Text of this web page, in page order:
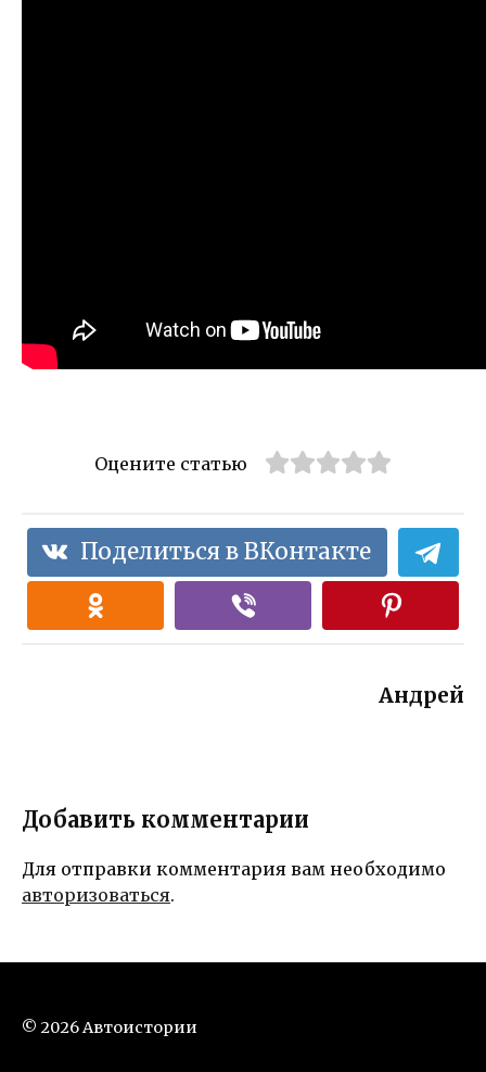
Оцените статью
Поделиться в ВКонтакте
Андрей
Добавить комментарии
Для отправки комментария вам необходимо
авторизоваться.
© 2026 Автоистории